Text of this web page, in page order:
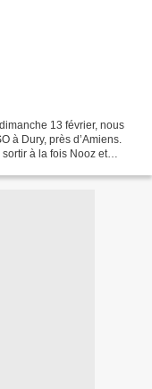
13 février, nous
à Dury, près d’Amiens.
à la fois Nooz et